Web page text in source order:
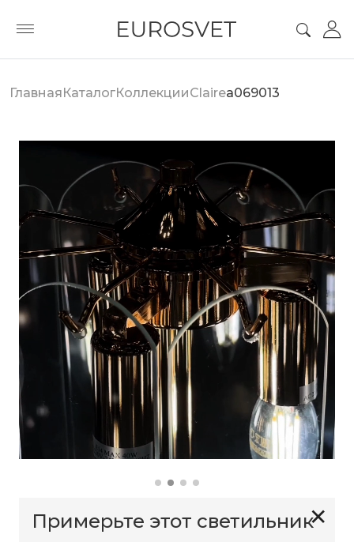
ГлавнаяКаталогКоллекцииClairea069013
✕
Примерьте этот светильник